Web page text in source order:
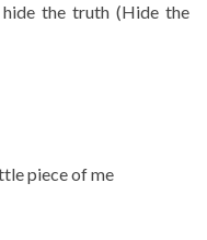
the truth (Hide the
piece of me